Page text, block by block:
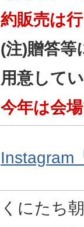
約販売は
(注)贈答等
用意してい
今年は会
Instagram
くにたち